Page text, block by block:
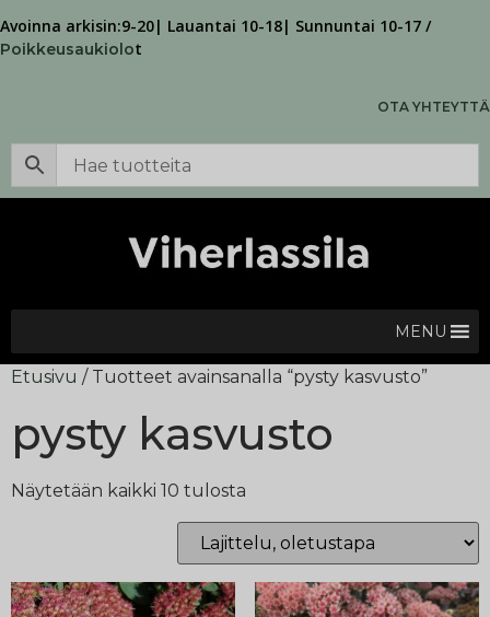
Avoinna arkisin:9-20| Lauantai 10-18| Sunnuntai 10-17 /
Poikkeusaukiolot
OTA YHTEYTTÄ
MENU
Etusivu / Tuotteet avainsanalla “pysty kasvusto”
pysty kasvusto
Näytetään kaikki 10 tulosta